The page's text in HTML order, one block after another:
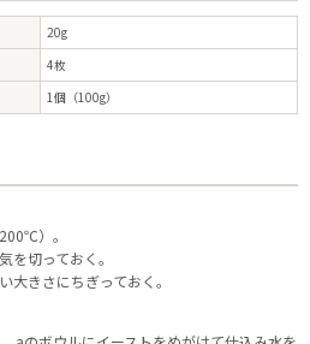
20g
4枚
1個（100g）
）。
を切っておく。
大きさにちぎっておく。